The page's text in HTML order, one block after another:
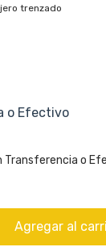
trenzado
o Efectivo
Transferencia o